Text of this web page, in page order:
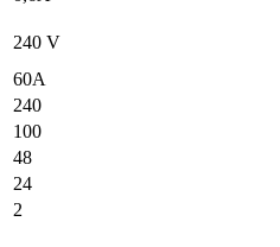
240 V
60А
240
100
48
24
2